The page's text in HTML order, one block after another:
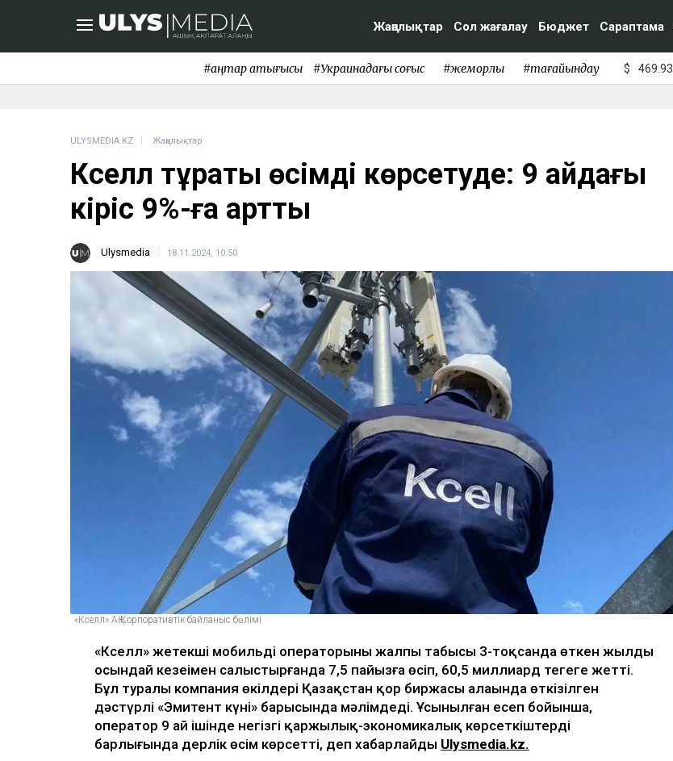
Жаңалықтар Сол жағалау Бюджет Сараптама
#қаңтар қақтығысы #Украинадағы соғыс #жемқорлық #тағайындау $ 469.93
ULYSMEDIA.KZ Жаңалықтар
Кселл тұрақты өсімді көрсетуде: 9 айдағы
кіріс 9%-ға артты
Ulysmedia 18.11.2024, 10:50
«Кселл» АҚ Корпоративтік байланыс бөлімі
«Кселл» жетекші мобильді операторының жалпы табысы 3-тоқсанда өткен жылдың
осындай кезеңімен салыстырғанда 7,5 пайызға өсіп, 60,5 миллиард теңгеге жетті.
Бұл туралы компания өкілдері Қазақстан қор биржасы алаңында өткізілген
дәстүрлі «Эмитент күні» барысында мәлімдеді. Ұсынылған есеп бойынша,
оператор 9 ай ішінде негізгі қаржылық-экономикалық көрсеткіштердің
барлығында дерлік өсім көрсетті, деп хабарлайды Ulysmedia.kz.